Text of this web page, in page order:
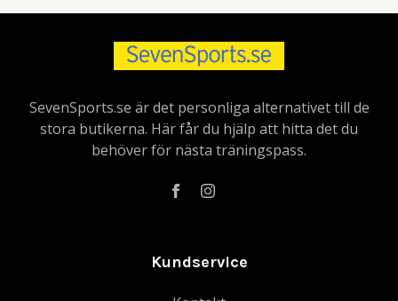
SevenSports.se är det personliga alternativet till de
stora butikerna. Här får du hjälp att hitta det du
behöver för nästa träningspass.
Kundservice